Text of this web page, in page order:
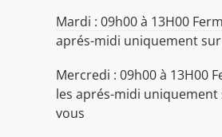
Mardi : 09h00 à 13H00
aprés-midi uniquement
Mercredi : 09h00 à 13H00
les aprés-midi
vous